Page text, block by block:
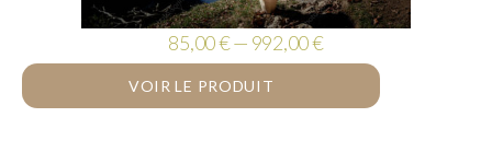
85,00 € — 992,00 €
VOIR LE PRODUIT